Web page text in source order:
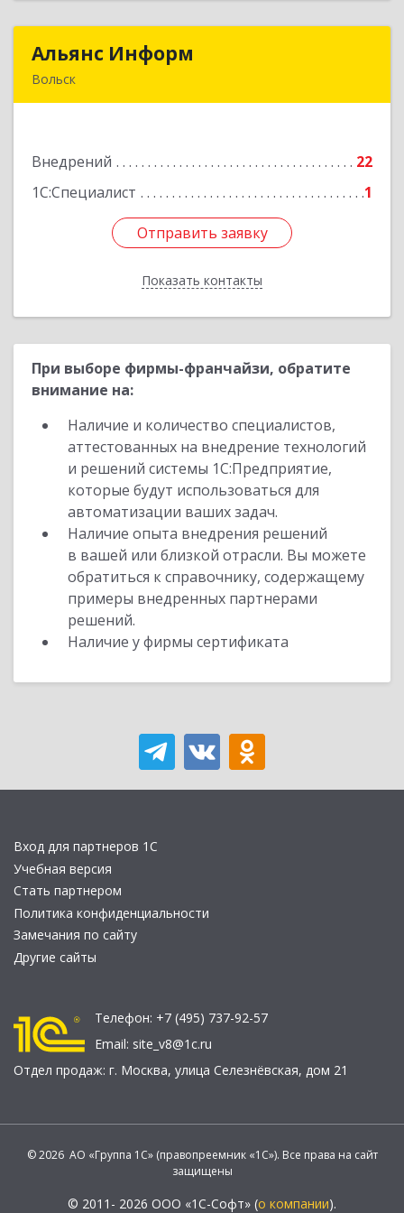
Альянс Информ
Вольск
Внедрений
22
1С:Специалист
1
Отправить заявку
Показать контакты
Подробнее
Отправить заявку
Назад
При выборе фирмы-франчайзи, обратите
внимание на:
Наличие и количество специалистов,
аттестованных на внедрение технологий
и решений системы 1С:Предприятие,
которые будут использоваться для
автоматизации ваших задач.
Наличие опыта внедрения решений
в вашей или близкой отрасли. Вы можете
обратиться к справочнику, содержащему
примеры внедренных партнерами
решений.
Наличие у фирмы сертификата
Вход для партнеров 1С
Учебная версия
Стать партнером
Политика конфиденциальности
Замечания по сайту
Другие сайты
Телефон: +7 (495) 737-92-57
Email: site_v8@1c.ru
Отдел продаж: г. Москва, улица Селезнёвская, дом 21
© 2026 АО «Группа 1С» (правопреемник «1С»). Все права на сайт
защищены
© 2011- 2026 ООО «1С-Софт» (о компании).